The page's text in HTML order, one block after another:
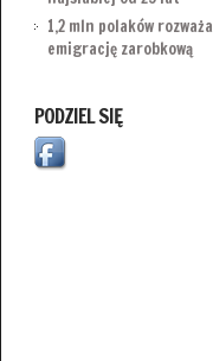
1,2 mln polaków rozważa
emigrację zarobkową
PODZIEL SIĘ